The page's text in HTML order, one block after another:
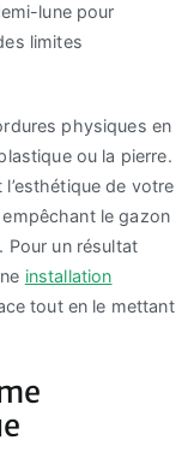
lune pour
limites
physiques en
ou la pierre.
de votre
empêchant le gazon
Pour un résultat
installation
tout en le mettant